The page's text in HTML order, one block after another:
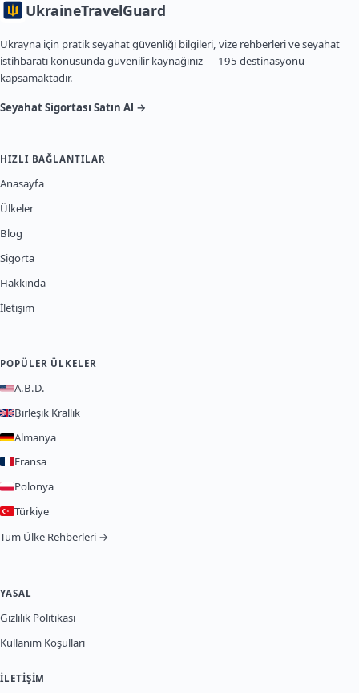
UkraineTravelGuard
Ukrayna için pratik seyahat güvenliği bilgileri, vize rehberleri ve seyahat
istihbaratı konusunda güvenilir kaynağınız — 195 destinasyonu
kapsamaktadır.
Seyahat Sigortası Satın Al →
HIZLI BAĞLANTILAR
Anasayfa
Ülkeler
Blog
Sigorta
Hakkında
İletişim
POPÜLER ÜLKELER
A.B.D.
Birleşik Krallık
Almanya
Fransa
Polonya
Türkiye
Tüm Ülke Rehberleri →
YASAL
Gizlilik Politikası
Kullanım Koşulları
İLETIŞIM